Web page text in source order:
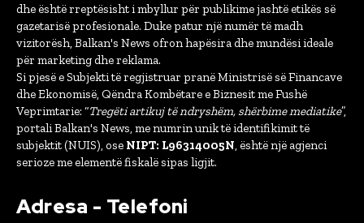
dhe është rreptësisht i mbyllur për publikime jashtë etikës së
gazetarisë profesionale. Duke patur një numër të madh
vizitorësh, Balkan's News ofron hapësira dhe mundësi ideale
për marketing dhe reklama.
Si pjesë e Subjekti të regjistruar pranë Ministrisë së Financave
dhe Ekonomisë, Qëndra Kombëtare e Biznesit me Fushë
Veprimtarie: “Tregëti artikuj të ndryshëm, shërbime mediatike”,
portali Balkan's News, me numrin unik të identifikimit të
subjektit (NUIS), ose NIPT: L96314005N, është një agjenci
serioze me elementë fiskalë sipas ligjit.
Adresa - Telefoni